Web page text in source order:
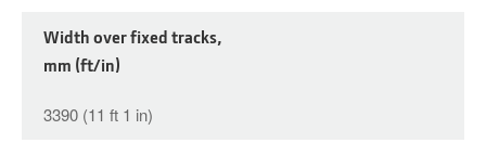
Width over fixed tracks,
mm (ft/in)
3390 (11 ft 1 in)